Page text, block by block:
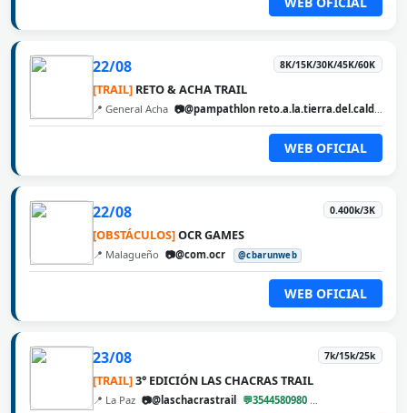
22/08 8K/15K/30K/45K/60K
[TRAIL] RETO & ACHA TRAIL
📍 General Acha 📷@pampathlon reto.a.la.tierra.del.calden
WEB OFICIAL
22/08 0.400k/3K
[OBSTÁCULOS]OCR GAMES
📍 Malagueño 📷@com.ocr @cbarunweb
WEB OFICIAL
23/08 7k/15k/25k
[TRAIL]3° EDICIÓN LAS CHACRAS TRAIL
📍 La Paz 📷@laschacrastrail 💬3544580980